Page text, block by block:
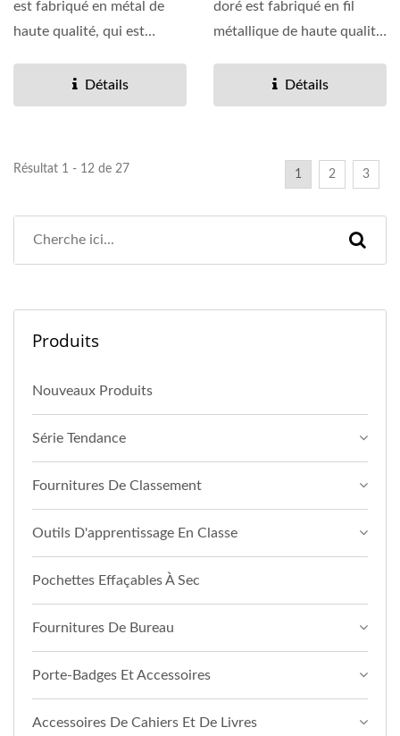
est fabriqué en métal de
haute qualité, qui est
Détails
doré est fabriqué en fil
métallique de haute qualité
Détails
Résultat 1 - 12 de 27 1 2 3
Produits
Nouveaux Produits
Série Tendance
Fournitures De Classement
Outils D'apprentissage En Classe
Pochettes Effaçables À Sec
Fournitures De Bureau
Porte-Badges Et Accessoires
Accessoires De Cahiers Et De Livres